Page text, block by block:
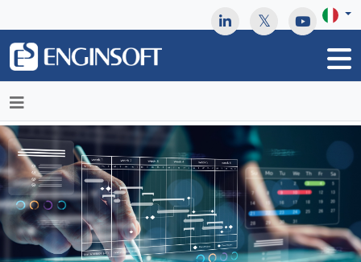
May we use cookies to track your activities? We take your
privacy very seriously. Please see our privacy policy for details
and any questions.